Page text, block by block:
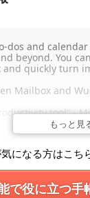
もっと見
and
beyond. You
quickly turn
Mailbox and
tool” -
can help you
dos, talk to Siri, or
to-dos, add
になる方はこち
で役に立つ手